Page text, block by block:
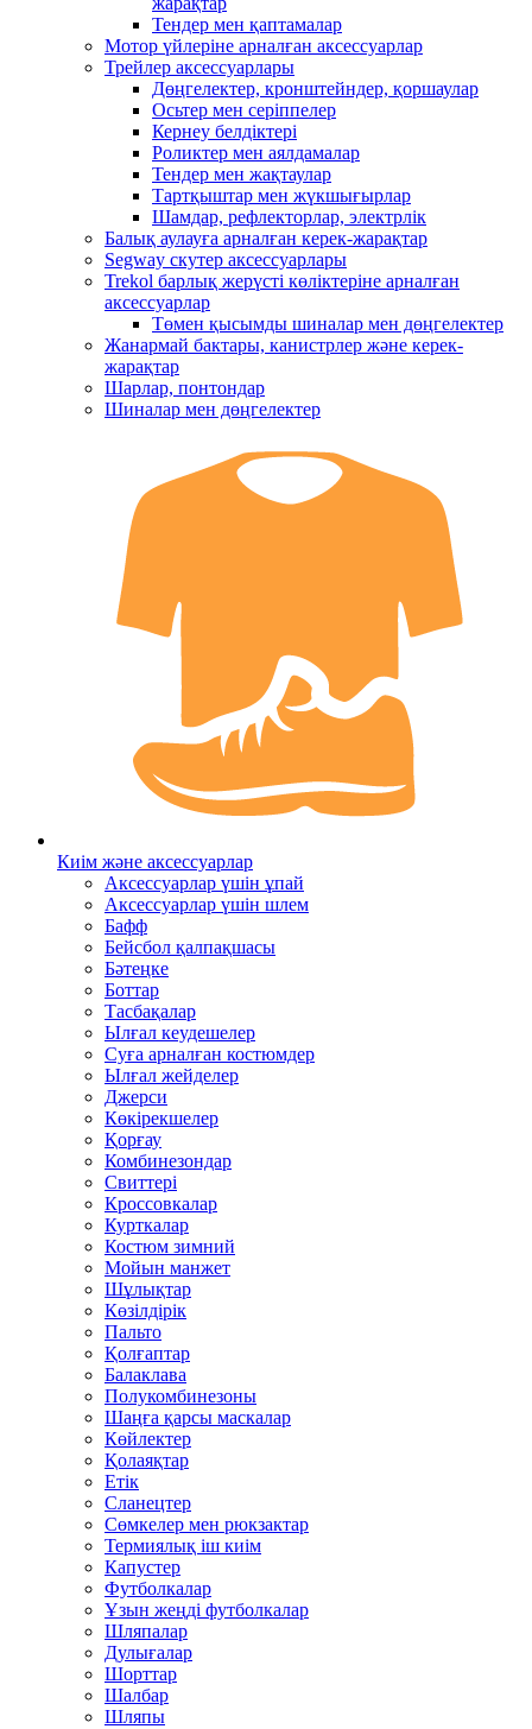
Тендер мен қаптамалар
Мотор үйлеріне арналған аксессуарлар
Трейлер аксессуарлары
Дөңгелектер, кронштейндер, қоршаулар
Осьтер мен серіппелер
Кернеу белдіктері
Роликтер мен аялдамалар
Тендер мен жақтаулар
Тартқыштар мен жүкшығырлар
Шамдар, рефлекторлар, электрлік
Балық аулауға арналған керек-жарақтар
Segway скутер аксессуарлары
Trekol барлық жерүсті көліктеріне арналған
аксессуарлар
Төмен қысымды шиналар мен дөңгелектер
Жанармай бактары, канистрлер және керек-
жарақтар
Шарлар, понтондар
Шиналар мен дөңгелектер
Киім және аксессуарлар
Аксессуарлар үшін ұпай
Аксессуарлар үшін шлем
Бафф
Бейсбол қалпақшасы
Бәтеңке
Боттар
Тасбақалар
Ылғал кеудешелер
Суға арналған костюмдер
Ылғал жейделер
Джерси
Көкірекшелер
Қорғау
Комбинезондар
Свиттері
Кроссовкалар
Курткалар
Костюм зимний
Мойын манжет
Шұлықтар
Көзілдірік
Пальто
Қолғаптар
Балаклава
Полукомбинезоны
Шаңға қарсы маскалар
Көйлектер
Қолаяқтар
Етік
Сланецтер
Сөмкелер мен рюкзактар
Термиялық іш киім
Капустер
Футболкалар
Ұзын жеңді футболкалар
Шляпалар
Дулығалар
Шорттар
Шалбар
Шляпы